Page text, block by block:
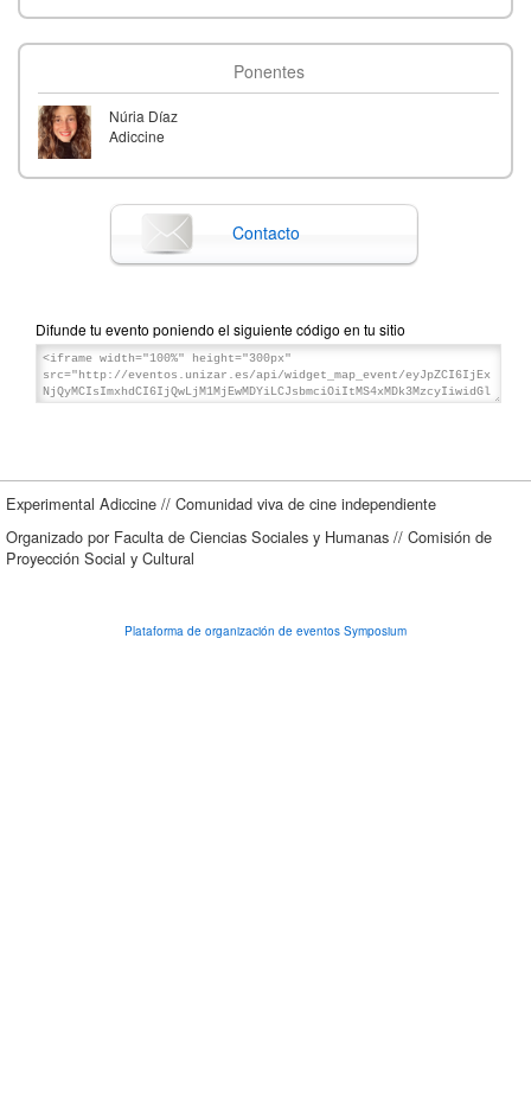
Ponentes
Núria Díaz
Adiccine
Contacto
Difunde tu evento poniendo el siguiente código en tu sitio
Experimental Adiccine // Comunidad viva de cine independiente
Organizado por Faculta de Ciencias Sociales y Humanas // Comisión de
Proyección Social y Cultural
Plataforma de organización de eventos Symposium